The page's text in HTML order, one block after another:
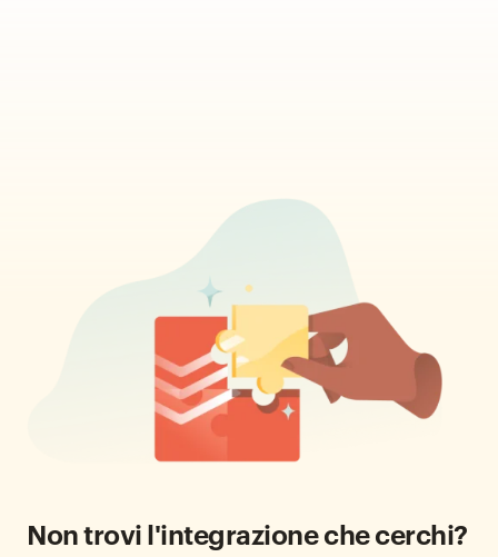
Non trovi l'integrazione che cerchi?